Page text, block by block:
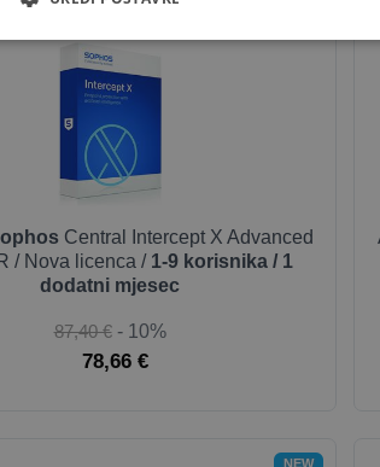
Central Intercept X Advanced
/ Nova licenca / 1-9 korisnika / 1
dodatni mjesec
87,40 € - 10%
78,66 €
NEW